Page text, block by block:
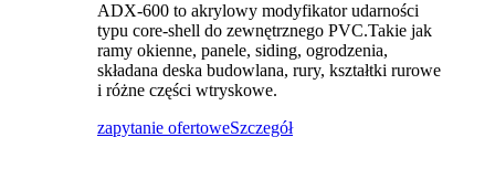
ADX-600 to akrylowy modyfikator udarności
typu core-shell do zewnętrznego PVC.Takie jak
ramy okienne, panele, siding, ogrodzenia,
składana deska budowlana, rury, kształtki rurowe
i różne części wtryskowe.
zapytanie ofertoweSzczegół